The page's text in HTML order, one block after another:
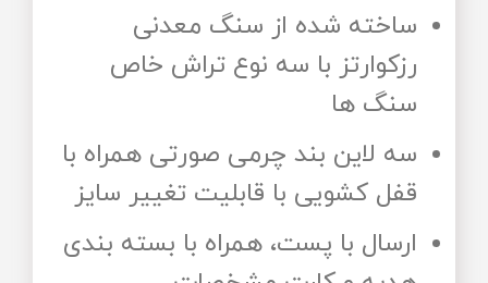
ساخته شده از سنگ معدنی
رزکوارتز با سه نوع تراش خاص
سنگ ها
سه لاین بند چرمی صورتی همراه با
قفل کشویی با قابلیت تغییر سایز
ارسال با پست، همراه با بسته بندی